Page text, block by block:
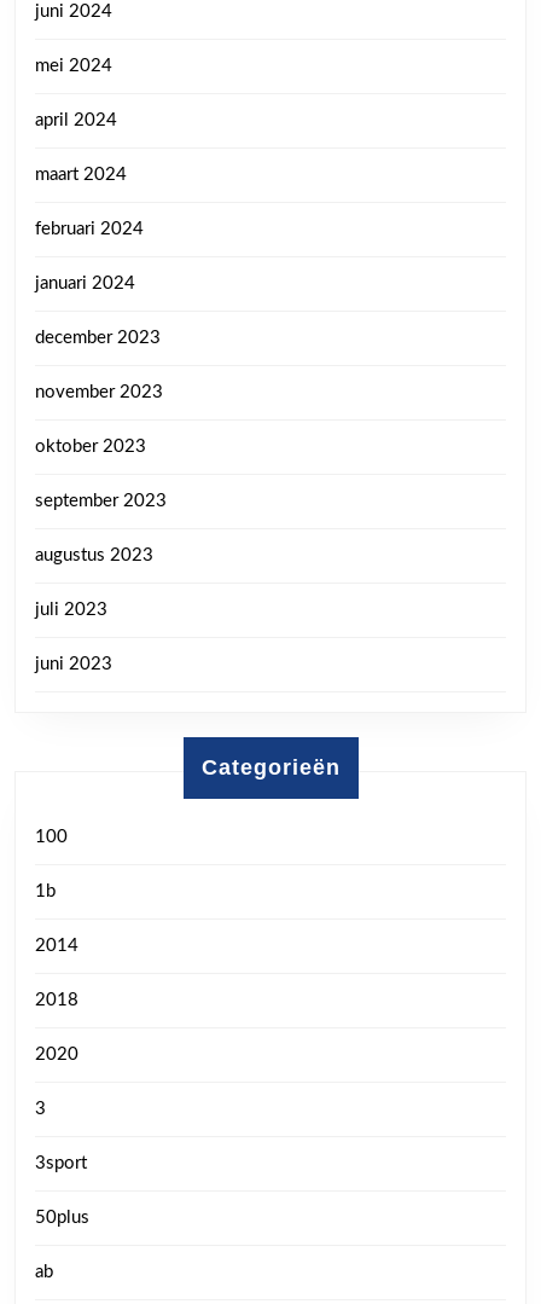
juni 2024
mei 2024
april 2024
maart 2024
februari 2024
januari 2024
december 2023
november 2023
oktober 2023
september 2023
augustus 2023
juli 2023
juni 2023
Categorieën
100
1b
2014
2018
2020
3
3sport
50plus
ab